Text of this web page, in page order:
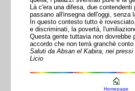
Là c'era una difesa, due
passano all'insegna dell'oggi, senza
In questo contesto tutto è
e discriminati, la povertà,
Questa gente tuttavia non dovrebbe
accordo che non terrà granchè
Saluti da Absan el Kabira, nei pressi
Licio
Homepage